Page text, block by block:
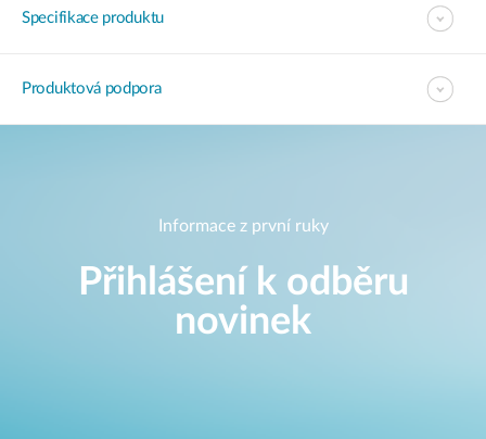
Specifikace produktu
Produktová podpora
Informace z první ruky
Přihlášení k odběru
novinek